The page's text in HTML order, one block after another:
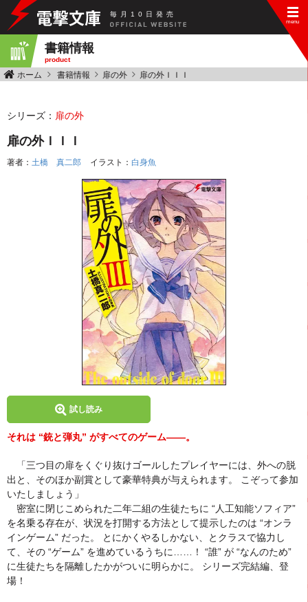
毎 月 10 日 発 売
書籍情報
product
ホーム 書籍情報 扉の外 扉の外ＩＩＩ
シリーズ： 扉の外
扉の外ＩＩＩ
著者： 土橋 真二郎 イラスト： 白身魚
試し読み
それは “銃と弾丸” がすべてのゲーム――。
「三つ目の扉をくぐり抜けゴールしたプレイヤーには、外への脱
出と、そのほか副賞として豪華特典が与えられます。 こぞって参加
いたしましょう」
密室に閉じこめられた二年二組の生徒たちに “人工知能ソフィア”
を名乗る存在が、状況を打開する方法として提示したのは “オンラ
インゲーム” だった。 とにかくやるしかない、とクラスで協力し
て、その “ゲーム” を進めているうちに……！ “誰” が “なんのため”
に生徒たちを隔離したかがついに明らかに。 シリーズ完結編、登
場！